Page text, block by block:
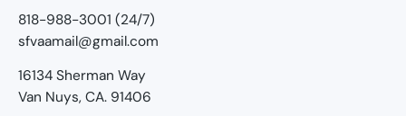
818-988-3001 (24/7)
sfvaamail@gmail.com
16134 Sherman Way
Van Nuys, CA. 91406